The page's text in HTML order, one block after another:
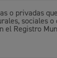
o privadas
sociales
el Registro